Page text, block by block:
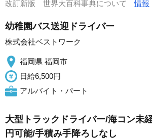
改訂新版 世界大百科事典について情報
幼稚園バス送迎ドライバー
株式会社ベストワーク
福岡県 福岡市
日給6,500円
アルバイト・パート
大型トラックドライバー/海コン未
円可能/手積み手降ろしなし